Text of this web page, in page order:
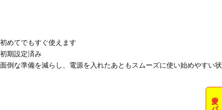
初めてでもすぐ使えます
初期設定済み
面倒な準備を減らし、電源を入れたあともスムーズに使い始めやすい